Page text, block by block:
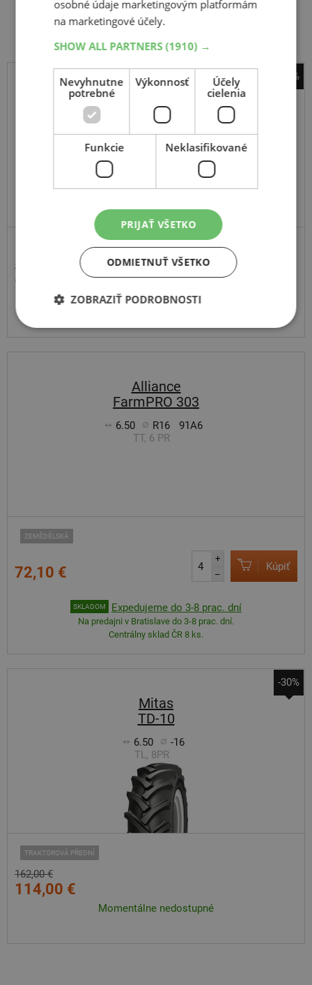
Súvisiace produkty
-30%
AS - Front 08
6.50
-16
TT, 8PR
132,00 €
92,20 €
Momentálne nedostupné
Alliance
FarmPRO 303
6.50 R16
91A6
TT, 6 PR
ZEMĚDĚLSKÁ
72,10 €
+
–
Kúpiť
SKLADOM Expedujeme do 3-8 prac. dní
Na predajni v Bratislave do 3-8 prac. dní.
Centrálny sklad ČR 8 ks.
-30%
Mitas
TD-10
6.50
-16
TL, 8PR
TRAKTOROVÁ PŘEDNÍ
162,00 €
114,00 €
Momentálne nedostupné
osobné údaje marketingovým platformám
na marketingové účely.
SHOW ALL PARTNERS(1910) →
Nevyhnutne
potrebné
Výkonnosť
Účely
cielenia
Funkcie Neklasifikované
PRIJAŤ VŠETKO
ODMIETNUŤ VŠETKO
ZOBRAZIŤ PODROBNOSTI